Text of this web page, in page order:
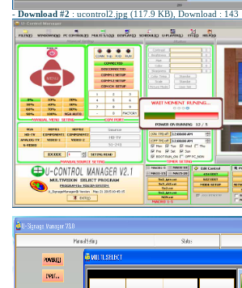
- Download #2 : ucontrol2.jpg (117.9 KB) , Download : 143